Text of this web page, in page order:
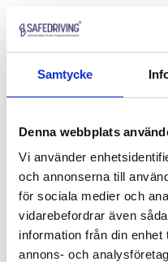
Samtycke
Denna webbplats
Vi använder
och annonserna till
för sociala medier och
vidarebefordrar även
information från din
annons- och